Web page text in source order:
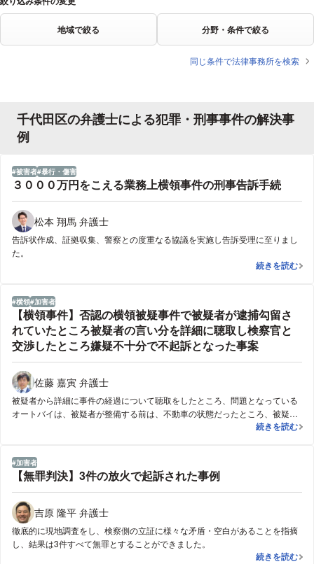
地域で絞る 分野・条件で絞る
同じ条件で法律事務所を検索
千代田区の弁護士による犯罪・刑事事件の解決事
例
被害者 暴行・傷害
３０００万円をこえる業務上横領事件の刑事告訴手続
松本 翔馬 弁護士
告訴状作成、証拠収集、警察との度重なる協議を実施し告訴受理に至りまし
た。
３０００万円
続きを読む
横領 加害者
【横領事件】否認の横領被疑事件で被疑者が逮捕勾留さ
れていたところ被疑者の言い分を詳細に聴取し検察官と
交渉したところ嫌疑不十分で不起訴となった事案
佐藤 嘉寅 弁護士
被疑者から詳細に事件の経過について聴取をしたところ、問題となっている
オートバイは、被疑者が整備する前は、不動車の状態だったところ、被疑者
が長時間に及ぶ修理、整備、車検取得等の作業により、ようやく９０万円の
換算したときに、被疑者の取り分として５０万円というのは、さほど高い金
額とは思えないものでした。そこで、事実関係を詳細に記載し、不起訴処分
が相当である旨の意見書を作成し、検察官と面談して事情を説明したとこ
ろ、検察官も内容について理解してくれ、結果、嫌疑不十分で不起訴となり
ました。
【横領事件】
続きを読む
加害者
【無罪判決】3件の放火で起訴された事例
吉原 隆平 弁護士
徹底的に現地調査をし、検察側の立証に様々な矛盾・空白があることを指摘
し、結果は3件すべて無罪とすることができました。
【無罪判決】
続きを読む